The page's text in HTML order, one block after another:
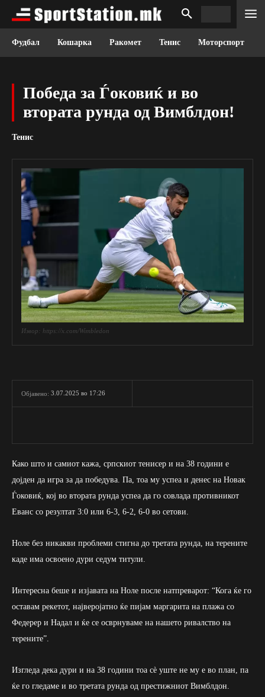
Фудбал Кошарка Ракомет Тенис Моторспорт
Победа за Ѓоковиќ и во
втората рунда од Вимблдон!
Тенис
Извор: https://x.com/Wimbledon
Објавено: 3.07.2025 во 17:26
Како што и самиот кажа, српскиот тенисер и на 38 години е
дојден да игра за да победува. Па, тоа му успеа и денес на Новак
Ѓоковиќ, кој во втората рунда успеа да го совлада противникот
Еванс со резултат 3:0 или 6-3, 6-2, 6-0 во сетови.
Ноле без никакви проблеми стигна до третата рунда, на терените
каде има освоено дури седум титули.
Интересна беше и изјавата на Ноле после натпреварот: “Кога ќе го
оставам рекетот, најверојатно ќе пијам маргарита на плажа со
Федерер и Надал и ќе се осврнуваме на нашето ривалство на
терените”.
Изгледа дека дури и на 38 години тоа сè уште не му е во план, па
ќе го гледаме и во третата рунда од престижниот Вимблдон.